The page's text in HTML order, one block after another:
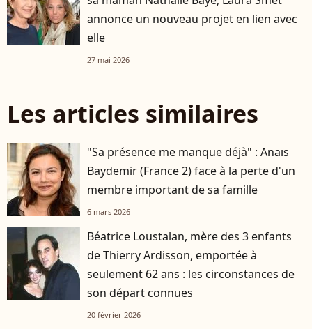
annonce un nouveau projet en lien avec
elle
27 mai 2026
Les articles similaires
"Sa présence me manque déjà" : Anaïs
Baydemir (France 2) face à la perte d'un
membre important de sa famille
6 mars 2026
Béatrice Loustalan, mère des 3 enfants
de Thierry Ardisson, emportée à
seulement 62 ans : les circonstances de
son départ connues
20 février 2026